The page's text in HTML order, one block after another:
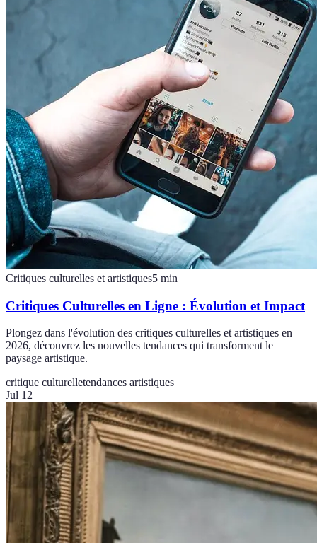
Critiques culturelles et artistiques5 min
Critiques Culturelles en Ligne : Évolution et Impact
Plongez dans l'évolution des critiques culturelles et artistiques en
2026, découvrez les nouvelles tendances qui transforment le
paysage artistique.
critique culturelletendances artistiques
Jul 12